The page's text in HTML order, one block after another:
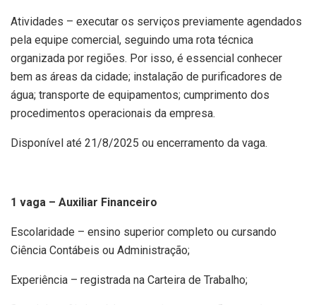
Atividades – executar os serviços previamente agendados
pela equipe comercial, seguindo uma rota técnica
organizada por regiões. Por isso, é essencial conhecer
bem as áreas da cidade; instalação de purificadores de
água; transporte de equipamentos; cumprimento dos
procedimentos operacionais da empresa.
Disponível até 21/8/2025 ou encerramento da vaga.
1 vaga – Auxiliar Financeiro
Escolaridade – ensino superior completo ou cursando
Ciência Contábeis ou Administração;
Experiência – registrada na Carteira de Trabalho;